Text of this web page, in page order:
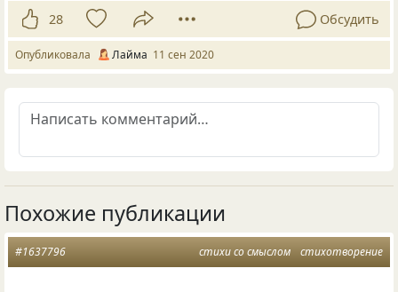
28 Обсудить
Опубликовала Лайма 11 сен 2020
Похожие публикации
стихи со смыслом стихотворение
#1637796